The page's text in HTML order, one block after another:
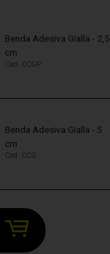
Benda Adesiva Gialla - 2,5
cm
Cod. CCGP
Benda Adesiva Gialla - 5
cm
Cod. CCG